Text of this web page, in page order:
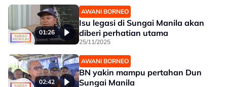
01:26
AWANI BORNEO
Isu legasi di Sungai Manila akan
diberi perhatian utama
25/11/2025
02:42
AWANI BORNEO
BN yakin mampu pertahan Dun
Sungai Manila